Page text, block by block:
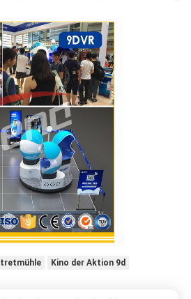
Kino der Aktion 9d